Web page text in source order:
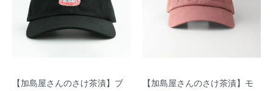
【加島屋さんのさけ茶漬】ブ
【加島屋さんのさけ茶漬】モ